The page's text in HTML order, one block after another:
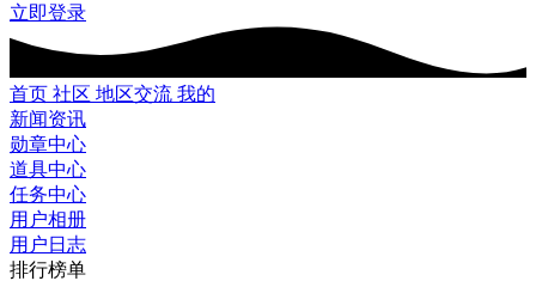
立即登录
首页 社区 地区交流 我的
新闻资讯
勋章中心
道具中心
任务中心
用户相册
用户日志
排行榜单